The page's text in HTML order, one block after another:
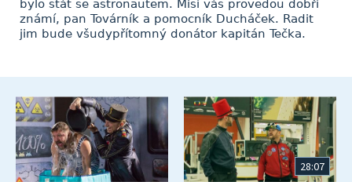
bylo stát se astronautem. Misí vás provedou dobří
známí, pan Továrník a pomocník Ducháček. Radit
jim bude všudypřítomný donátor kapitán Tečka.
28:07